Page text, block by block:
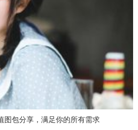
图包分享，满足你的所有需求